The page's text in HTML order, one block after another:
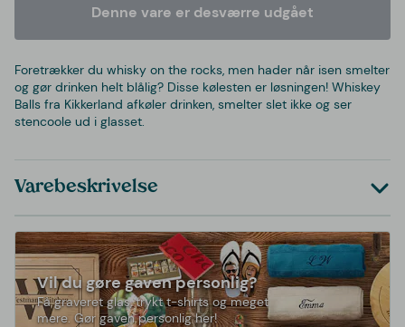
Denne vare er desværre udgået
Foretrækker du whisky on the rocks, men hader når isen smelter
og gør drinken helt blålig? Disse kølesten er løsningen! Whiskey
Balls fra Kikkerland afkøler drinken, smelter slet ikke og ser
stencoole ud i glasset.
Varebeskrivelse
Vil du gøre gaven personlig?
Få graveret glas, trykt t-shirts og meget
mere. Gør gaven personlig her!